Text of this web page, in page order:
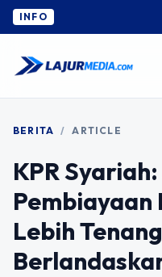
INFO
BERITA / ARTICLE
KPR
Pembiayaan
Lebih